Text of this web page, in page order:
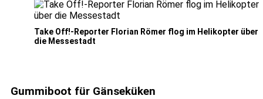
Take Off!-Reporter Florian Römer flog im Helikopter über
die Messestadt
Gummiboot für Gänseküken